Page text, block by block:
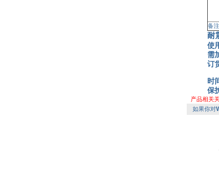
备
耐
使
需
订
时
保
产品相关
如果你对